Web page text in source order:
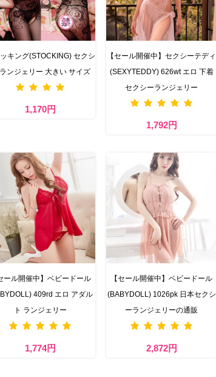
キング(STOCKING) セクシ
ンジェリー 大きい サイズ
1,170円
【セール開催中】セクシーテディ
(SEXYTEDDY) 626wt エロ 下着
セクシーランジェリー
1,792円
ール開催中】ベビードール
409rd エロ アダル
ト ランジェリー
1,774円
【セール開催中】ベビードール
(BABYDOLL) 1026pk 日本セクシ
ーランジェリーの通販
2,872円